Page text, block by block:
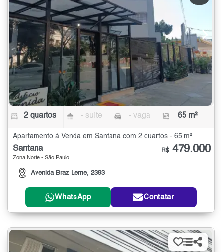
2 quartos - suíte - vaga 65 m²
Apartamento à Venda em Santana com 2 quartos - 65 m²
Santana
Zona Norte - São Paulo
Avenida Braz Leme, 2393
R$ 479.000
WhatsApp Contatar